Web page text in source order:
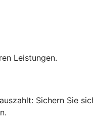
Leistungen.
Sichern Sie